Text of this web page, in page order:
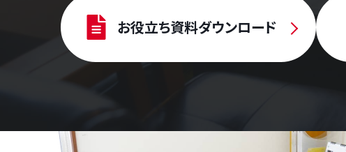
お役立ち資料ダウンロード